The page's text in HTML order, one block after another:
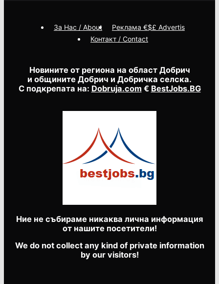
Новините от региона на област Добрич
и общините Добрич и Добричка селска.
С подкрепата на: Dobruja.com € BestJobs.BG
Ние не събираме никаква лична информация
от нашите посетители!
We do not collect any kind of private information
by our visitors!
За Нас / About
Реклама €$£ Advertis
Контакт / Contact